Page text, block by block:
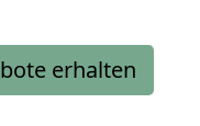
erhalten